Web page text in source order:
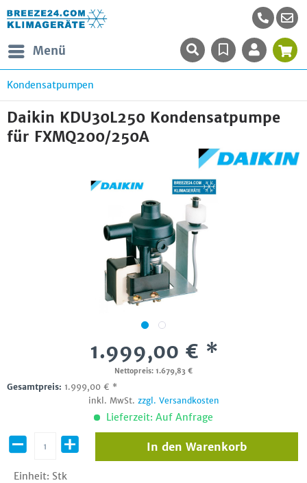
Menü
Kondensatpumpen
Daikin KDU30L250 Kondensatpumpe
für FXMQ200/250A
1.999,00 € *
Nettopreis: 1.679,83 €
Gesamtpreis: 1.999,00 € *
inkl. MwSt. zzgl. Versandkosten
Lieferzeit: Auf Anfrage
Einheit: Stk
In den Warenkorb